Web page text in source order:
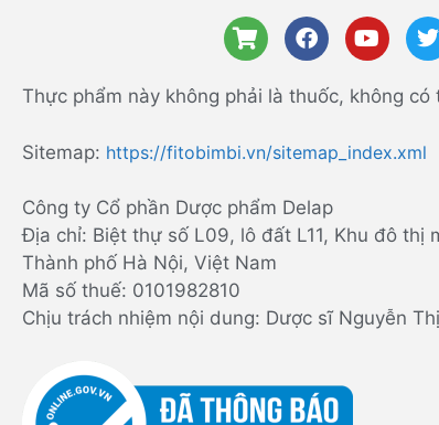
Thực phẩm này không phải là thuốc, không
Sitemap: https://fitobimbi.vn/sitemap_index.xml
Công ty Cổ phần Dược phẩm Delap
Địa chỉ: Biệt thự số L09, lô đất L11, Khu đô thị
Thành phố Hà Nội, Việt Nam
Mã số thuế: 0101982810
Chịu trách nhiệm nội dung: Dược sĩ Nguyễn